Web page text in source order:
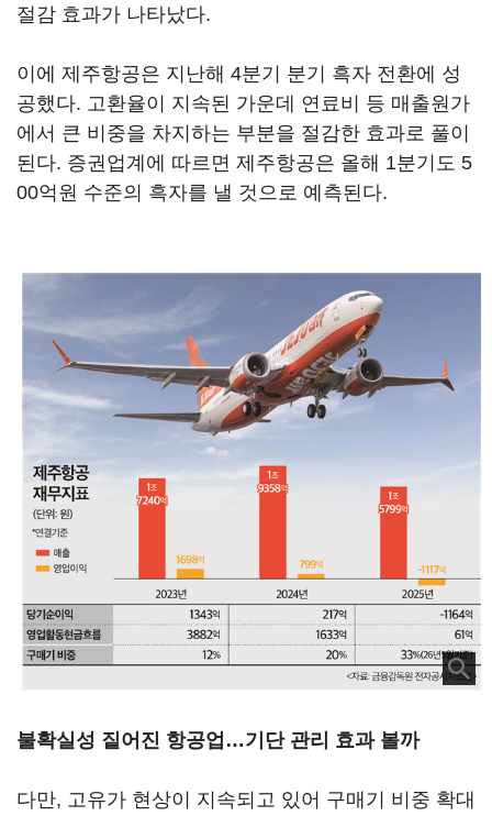
절감 효과가 나타났다.
이에 제주항공은 지난해 4분기 분기 흑자 전환에 성
공했다. 고환율이 지속된 가운데 연료비 등 매출원가
에서 큰 비중을 차지하는 부분을 절감한 효과로 풀이
된다. 증권업계에 따르면 제주항공은 올해 1분기도 5
00억원 수준의 흑자를 낼 것으로 예측된다.
불확실성 짙어진 항공업…기단 관리 효과 볼까
다만, 고유가 현상이 지속되고 있어 구매기 비중 확대